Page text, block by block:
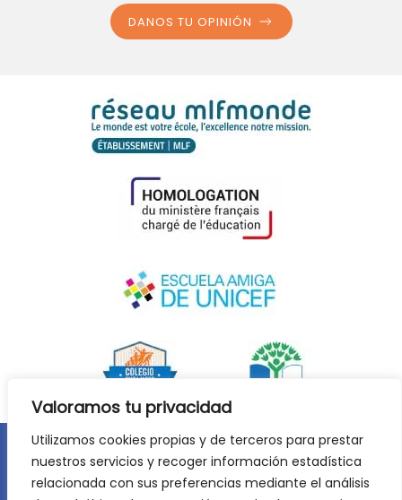
Valoramos tu privacidad
Utilizamos cookies propias y de terceros para prestar
nuestros servicios y recoger información estadística
relacionada con sus preferencias mediante el análisis
DANOS TU OPINIÓN
Aviso legal
Política de privacidad
Política de cookies